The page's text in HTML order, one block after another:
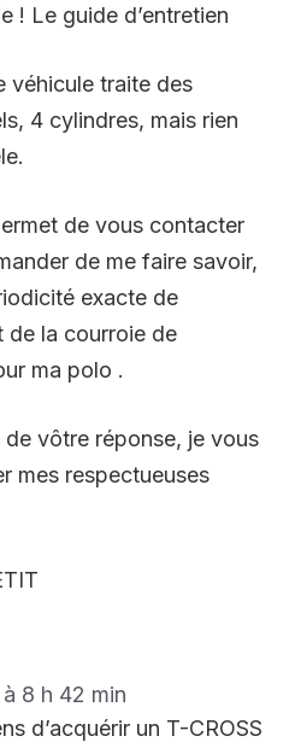
! Le guide d’entretien
véhicule traite des
4 cylindres, mais rien
de vous contacter
de me faire savoir,
exacte de
de la courroie de
ma polo .
de vôtre réponse, je vous
mes respectueuses
8 h 42 min
d’acquérir un T-CROSS